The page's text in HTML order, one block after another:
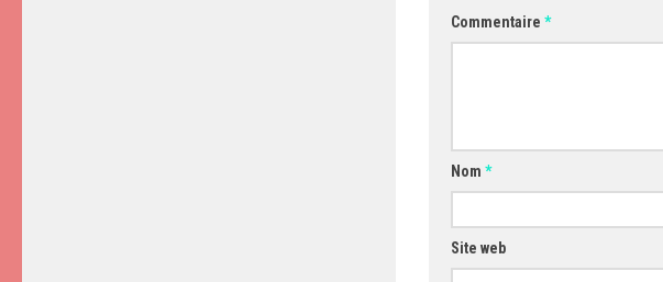
Commentaire *
Nom *
Site web